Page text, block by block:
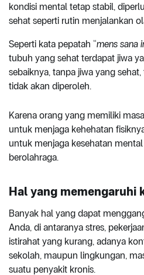
kondisi mental tetap stabil,
sehat seperti rutin menjalankan
Seperti kata pepatah “mens sana
tubuh yang sehat terdapat jiwa
sebaiknya, tanpa jiwa yang
tidak akan diperoleh.
Karena orang yang memiliki
untuk menjaga kehehatan
untuk menjaga kesehatan
berolahraga.
Hal yang memengaruhi
Banyak hal yang dapat
Anda, di antaranya stres,
istirahat yang kurang, adanya
sekolah, maupun lingkungan,
suatu penyakit kronis.